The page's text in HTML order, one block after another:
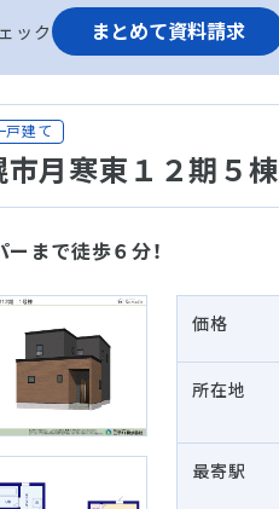
ック まとめて資料請求
戸建て
市月寒東１２期５棟
ーまで徒歩６分！
価格
所在地
最寄駅